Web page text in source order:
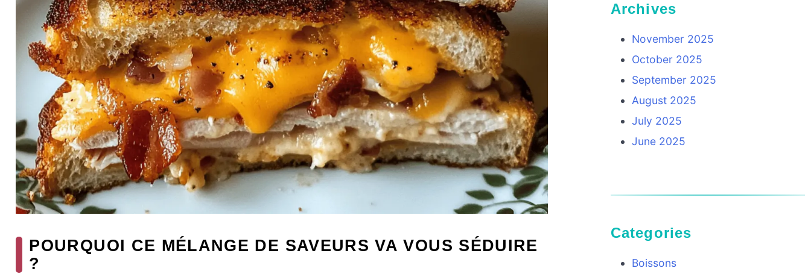
POURQUOI CE MÉLANGE DE SAVEURS VA VOUS SÉDUIRE
?
Archives
November 2025
October 2025
September 2025
August 2025
July 2025
June 2025
Categories
Boissons